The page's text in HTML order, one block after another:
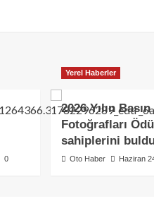
0
Yerel Haberler
2026 Yılın Basın
Fotoğrafları
sahiplerini
Oto Haber Haziran